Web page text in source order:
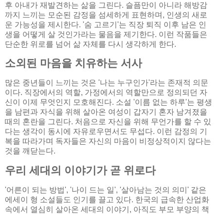
후 아내가 재발견하는 삶을 그린다. 슬픔만이 아니라 해방감
까지 느끼는 모순된 감정을 섬세하게 표현하며, 인생의 새로
운 가능성을 제시한다. '숨 고르기'는 직장 퇴직 이후 남은 인
생을 어떻게 살 것인가라는 물음을 제기한다. 이런 작품들은
단순한 위로를 넘어 삶 자체를 다시 생각하게 한다.
소외된 마음을 치유하는 서사
많은 중년들이 느끼는 것은 '나는 누구인가'라는 존재적 의문
이다. 직장에서의 역할, 가정에서의 역할만으로 정의되던 자
신이 이제 무엇인지 모호해진다. 소설 '이름 없는 하루'는 평생
을 남편과 자식을 위해 살아온 여성이 갑자기 혼자 남겨졌을
때의 혼란을 그린다. 처음으로 자신을 위해 무언가를 할 수 있
다는 생각이 동시에 자유로우면서도 무섭다. 이런 감정의 기
복을 따라가며 독자들은 자신의 마음이 비정상적이지 않다는
것을 깨닫는다.
우리 세대의 이야기가 곧 위로다
'어른이 되는 방법', '나이 드는 일', '살아남는 것의 의미' 같은
에세이 형 소설들도 인기를 끌고 있다. 한국의 급속한 산업화
속에서 열심히 살아온 세대의 이야기, 아직도 부모 부양의 책